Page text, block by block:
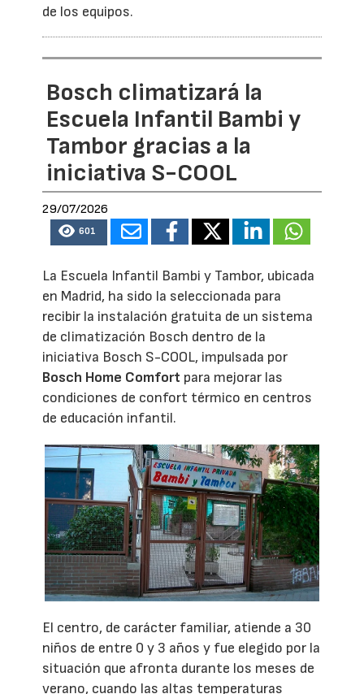
de los equipos.
Bosch climatizará la
Escuela Infantil Bambi y
Tambor gracias a la
iniciativa S-COOL
29/07/2026
601
La Escuela Infantil Bambi y Tambor, ubicada
en Madrid, ha sido la seleccionada para
recibir la instalación gratuita de un sistema
de climatización Bosch dentro de la
iniciativa Bosch S-COOL, impulsada por
Bosch Home Comfort para mejorar las
condiciones de confort térmico en centros
de educación infantil.
El centro, de carácter familiar, atiende a 30
niños de entre 0 y 3 años y fue elegido por la
situación que afronta durante los meses de
verano, cuando las altas temperaturas